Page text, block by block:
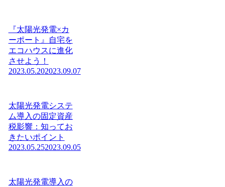
『太陽光発電×カ
ーポート』自宅を
エコハウスに進化
させよう！
2023.05.202023.09.07
太陽光発電システ
ム導入の固定資産
税影響：知ってお
きたいポイント
2023.05.252023.09.05
太陽光発電導入の